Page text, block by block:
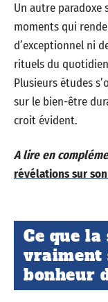
Un autre paradoxe
moments qui
d’exceptionnel ni
rituels du
Plusieurs études
sur le bien-être
croit évident.
A lire en
révélations sur
Ce que la
vraiment
bonheur